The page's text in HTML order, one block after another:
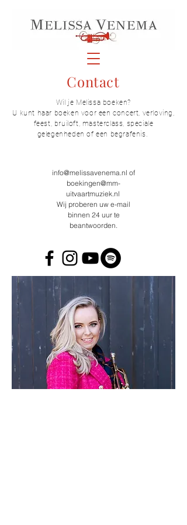
Contact
Wil je Melissa boeken?
U kunt haar boeken voor een concert, verloving,
feest, bruiloft, masterclass, speciale
gelegenheden of een begrafenis.
info@melissavenema.nl of
boekingen@mm-
uitvaartmuziek.nl
Wij proberen uw e-mail
binnen 24 uur te
beantwoorden.